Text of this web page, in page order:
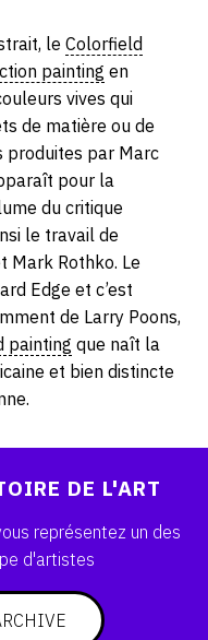
RAISONNÉ
GALERISTES
D'EXPO
leColorfield
painting en
vives qui
de matière ou de
produites par Marc
pour la
du critique
le travail de
Mark Rothko. Le
Edge et c’est
de Larry Poons,
painting que naît la
et bien distincte
DE L'ART
représentez un des
d'artistes